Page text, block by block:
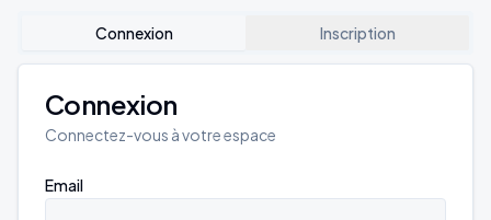
Connexion Inscription
Connexion
Connectez-vous à votre espace
Email